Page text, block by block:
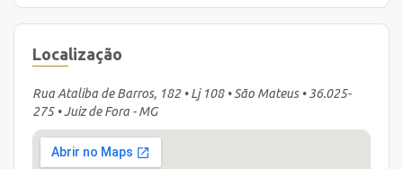
Localização
Rua Ataliba de Barros, 182 • Lj 108 • São Mateus • 36.025-
275 • Juiz de Fora - MG